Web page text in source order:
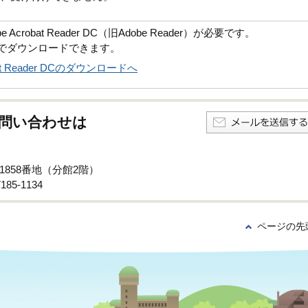
Reader DC（旧Adobe Reader）が必要です。
ウンロードできます。
Reader DCのダウンロードへ
い合わせは
番地（分館2階）
1134
ページの先